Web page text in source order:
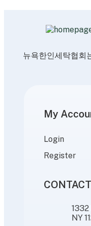
뉴욕한인세탁협회
My
Login
Register
CONTACT
NY